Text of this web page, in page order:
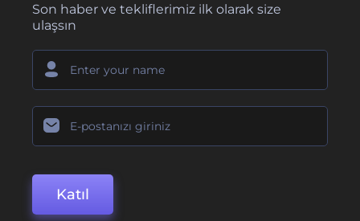
Son haber ve tekliflerimiz ilk olarak size
ulaşsın
Katıl